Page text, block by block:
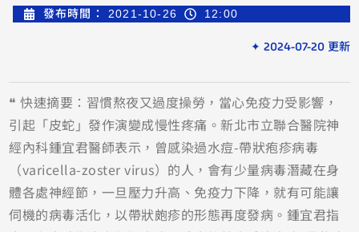
發布時間： 2021-10-26 12:00
✦ 2024-07-20 更新
❝ 快速摘要：習慣熬夜又過度操勞，當心免疫力受影響，
引起「皮蛇」發作演變成慢性疼痛。新北市立聯合醫院神
經內科鍾宜君醫師表示，曾感染過水痘-帶狀疱疹病毒
（varicella-zoster virus）的人，會有少量病毒潛藏在身
體各處神經節，一旦壓力升高、免疫力下降，就有可能讓
伺機的病毒活化，以帶狀皰疹的形態再度發病。鍾宜君指